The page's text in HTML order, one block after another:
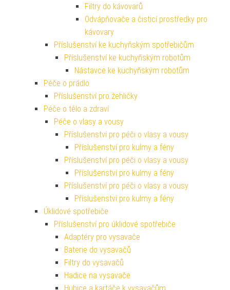
Filtry do kávovarů
Odvápňovače a čisticí prostředky pro
kávovary
Příslušenství ke kuchyňským spotřebičům
Příslušenství ke kuchyňským robotům
Nástavce ke kuchyňským robotům
Péče o prádlo
Příslušenství pro žehličky
Péče o tělo a zdraví
Péče o vlasy a vousy
Příslušenství pro péči o vlasy a vousy
Příslušenství pro kulmy a fény
Příslušenství pro péči o vlasy a vousy
Příslušenství pro kulmy a fény
Příslušenství pro péči o vlasy a vousy
Příslušenství pro kulmy a fény
Úklidové spotřebiče
Příslušenství pro úklidové spotřebiče
Adaptéry pro vysavače
Baterie do vysavačů
Filtry do vysavačů
Hadice na vysavače